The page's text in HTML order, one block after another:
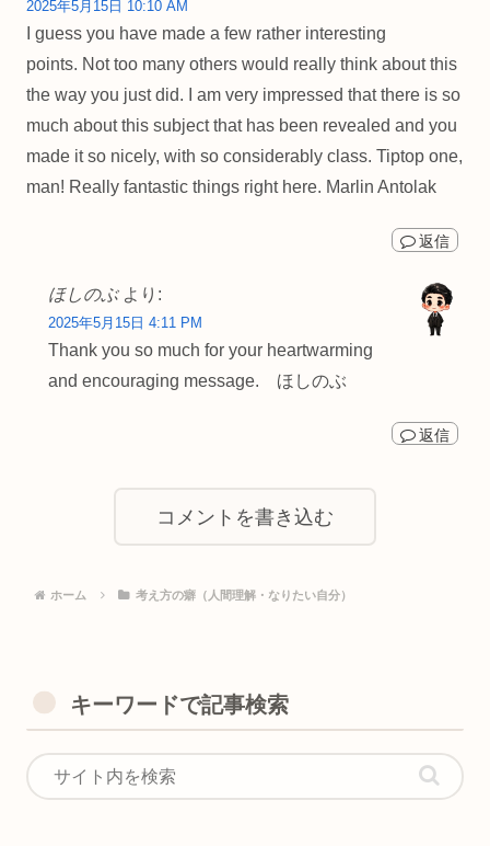
2025年5月15日 10:10 AM
I guess you have made a few rather interesting
points. Not too many others would really think about this
the way you just did. I am very impressed that there is so
much about this subject that has been revealed and you
made it so nicely, with so considerably class. Tiptop one,
man! Really fantastic things right here. Marlin Antolak
返信
ほしのぶ より:
2025年5月15日 4:11 PM
Thank you so much for your heartwarming
and encouraging message. ほしのぶ
返信
コメントを書き込む
ホーム 考え方の癖（人間理解・なりたい自分）
キーワードで記事検索